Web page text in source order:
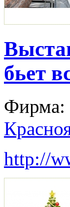
бьет
Фирма:
http://